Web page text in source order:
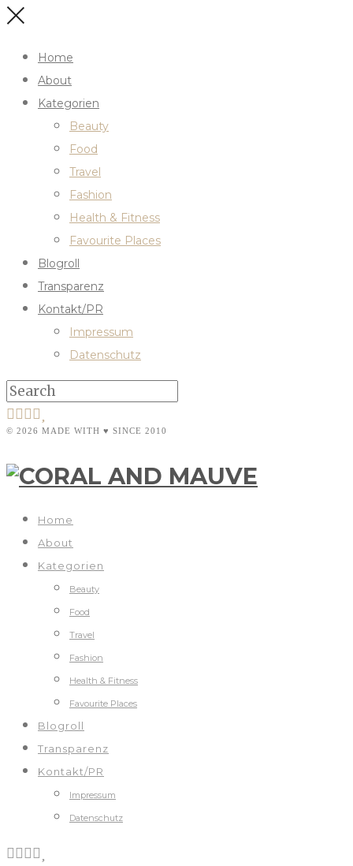
Home
About
Kategorien
Beauty
Food
Travel
Fashion
Health & Fitness
Favourite Places
Blogroll
Transparenz
Kontakt/PR
Impressum
Datenschutz
© 2026 MADE WITH ♥ SINCE 2010
Home
About
Kategorien
Beauty
Food
Travel
Fashion
Health & Fitness
Favourite Places
Blogroll
Transparenz
Kontakt/PR
Impressum
Datenschutz